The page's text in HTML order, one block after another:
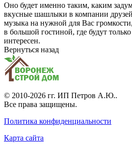
Оно будет именно таким, каким
вкусные шашлыки в компании
музыка на нужной для Вас
в большой гостиной, где будут
интересен.
Вернуться назад
© 2010-2026 гг. ИП Петров А.Ю..
Все права защищены.
Политика конфиденциальности
Карта сайта